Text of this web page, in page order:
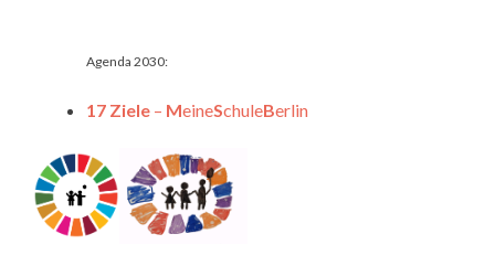
Agenda 2030:
17 Ziele – MeineSchuleBerlin